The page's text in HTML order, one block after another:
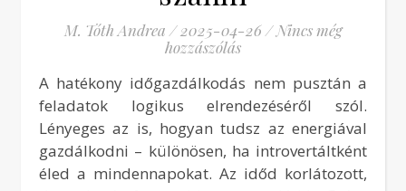
M. Tóth Andrea / 2025-04-26 / Nincs még
hozzászólás
A hatékony időgazdálkodás nem pusztán a
feladatok logikus elrendezéséről szól.
Lényeges az is, hogyan tudsz az energiával
gazdálkodni – különösen, ha introvertáltként
éled a mindennapokat. Az időd korlátozott,